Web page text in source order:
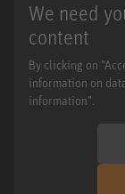
We need
content
By clicking on
information on
information".